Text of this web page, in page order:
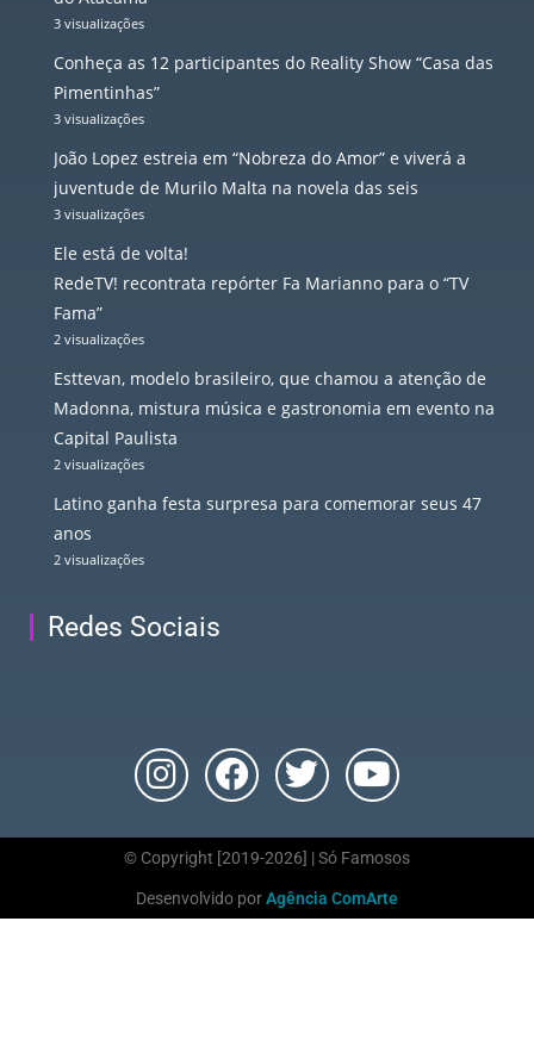
3 visualizações
Conheça as 12 participantes do Reality Show “Casa das
Pimentinhas”
3 visualizações
João Lopez estreia em “Nobreza do Amor” e viverá a
juventude de Murilo Malta na novela das seis
3 visualizações
Ele está de volta!
RedeTV! recontrata repórter Fa Marianno para o “TV
Fama”
2 visualizações
Esttevan, modelo brasileiro, que chamou a atenção de
Madonna, mistura música e gastronomia em evento na
Capital Paulista
2 visualizações
Latino ganha festa surpresa para comemorar seus 47
anos
2 visualizações
Redes Sociais
© Copyright [2019-2026] | Só Famosos
Desenvolvido porAgência ComArte